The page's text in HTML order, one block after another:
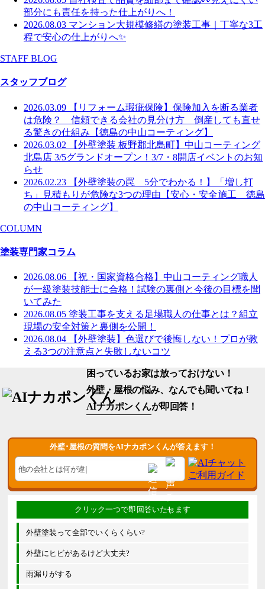
部分にも責任を持った仕上がりへ！
2026.08.03 マンション大規模修繕の塗装工事｜丁寧な3工
程で安心の仕上がりへ✨
STAFF BLOG
スタッフブログ
2026.03.09
【リフォーム瑕疵保険】保険加入を断る業者
は危険？ 信頼できる会社の見分け方 倒産しても直せ
る驚きの仕組み【徳島の中山コーティング】
2026.03.02
【外壁塗装 板野郡北島町】中山コーティング
北島店 3/5グランドオープン！3/7・8開店イベントのお知
らせ
2026.02.23
【外壁塗装の罠 5分でわかる！】「増し打
ち」見積もりが危険な3つの理由【安心・安全施工 徳島
の中山コーティング】
COLUMN
塗装専門家コラム
2026.08.06
【祝・国家資格合格】中山コーティング職人
が一級塗装技能士に合格！試験の裏側と今後の目標を聞
いてみた
2026.08.05 塗装工事を支える足場職人の仕事とは？組立
現場の安全対策と裏側を公開！
2026.08.04
【外壁塗装】色選びで後悔しない！プロが教
える3つの注意点と失敗しないコツ
困っているお家は放っておけない！
外壁・屋根の悩み、なんでも聞いてね！
AIナカポンくんが即回答！
外壁･屋根の質問をAIナカポンくんが答えます！
外壁塗装って全部でいくらくらい?
外壁にヒビがあるけど大丈夫?
雨漏りがする